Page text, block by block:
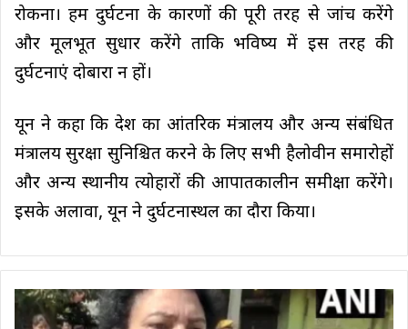
रोकना। हम दुर्घटना के कारणों की पूरी तरह से जांच करेंगे
और मूलभूत सुधार करेंगे ताकि भविष्य में इस तरह की
दुर्घटनाएं दोबारा न हों।
यून ने कहा कि देश का आंतरिक मंत्रालय और अन्य संबंधित
मंत्रालय सुरक्षा सुनिश्चित करने के लिए सभी हैलोवीन समारोहों
और अन्य स्थानीय त्योहारों की आपातकालीन समीक्षा करेंगे।
इसके अलावा, यून ने दुर्घटनास्थल का दौरा किया।